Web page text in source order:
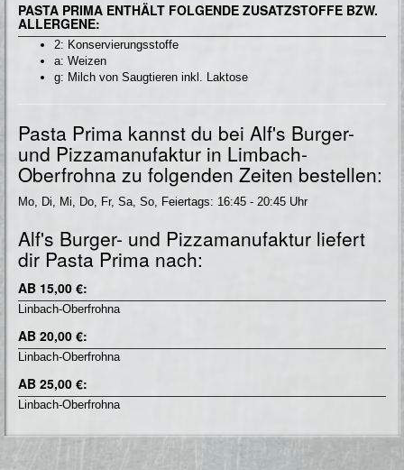
PASTA PRIMA ENTHÄLT FOLGENDE ZUSATZSTOFFE BZW.
ALLERGENE:
2: Konservierungsstoffe
a: Weizen
g: Milch von Saugtieren inkl. Laktose
Pasta Prima kannst du bei Alf's Burger-
und Pizzamanufaktur in Limbach-
Oberfrohna zu folgenden Zeiten bestellen:
Mo, Di, Mi, Do, Fr, Sa, So, Feiertags: 16:45 - 20:45 Uhr
Alf's Burger- und Pizzamanufaktur liefert
dir Pasta Prima nach:
AB 15,00 €:
Linbach-Oberfrohna
AB 20,00 €:
Linbach-Oberfrohna
AB 25,00 €:
Linbach-Oberfrohna